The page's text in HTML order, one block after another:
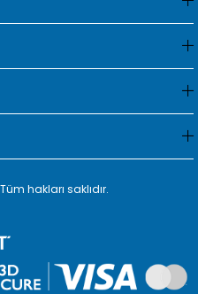
hakları saklıdır.